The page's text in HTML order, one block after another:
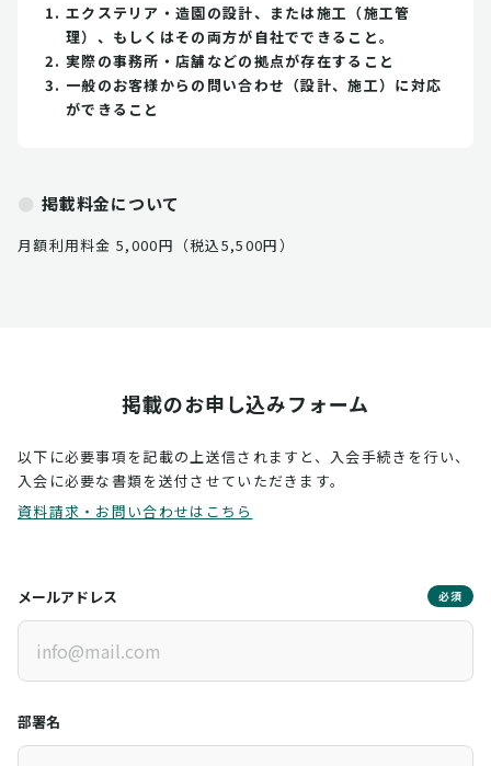
エクステリア・造園の設計、または施工（施工管
理）、もしくはその両方が自社でできること。
実際の事務所・店舗などの拠点が存在すること
一般のお客様からの問い合わせ（設計、施工）に対応
ができること
掲載料金について
月額利用料金 5,000円（税込5,500円）
掲載のお申し込みフォーム
以下に必要事項を記載の上送信されますと、入会手続きを行い、
入会に必要な書類を送付させていただきます。
資料請求・お問い合わせはこちら
メールアドレス 必須
部署名